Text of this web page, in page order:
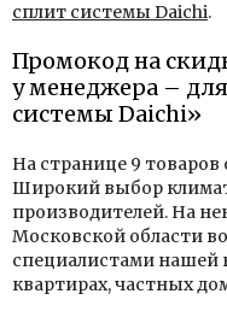
сплит системы Daichi.
Промокод на
у менеджера –
системы Daichi»
На странице 9 товаров
Широкий выбор
производителей. На
Московской области
специалистами нашей
квартирах, частных